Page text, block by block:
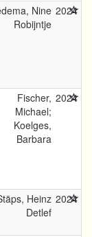
Nine
Robijntje
2024
Fischer,
Michael;
Koelges,
Barbara
2024
Heinz
Detlef
2024